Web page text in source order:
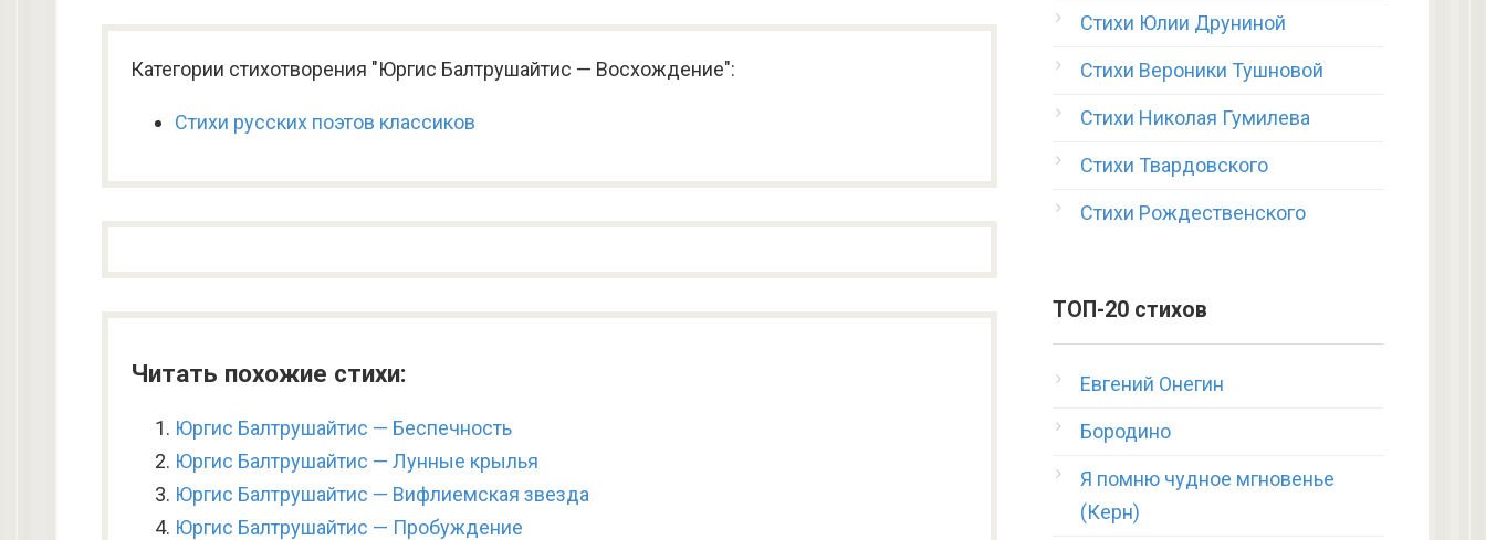
Категории стихотворения "Юргис Балтрушайтис — Восхождение":
Стихи русских поэтов классиков
Читать похожие стихи:
Юргис Балтрушайтис — Беспечность
Юргис Балтрушайтис — Лунные крылья
Юргис Балтрушайтис — Вифлиемская звезда
Юргис Балтрушайтис — Пробуждение
Стихи Юлии Друниной
Стихи Вероники Тушновой
Стихи Николая Гумилева
Стихи Твардовского
Стихи Рождественского
ТОП-20 стихов
Евгений Онегин
Бородино
Я помню чудное мгновенье
(Керн)